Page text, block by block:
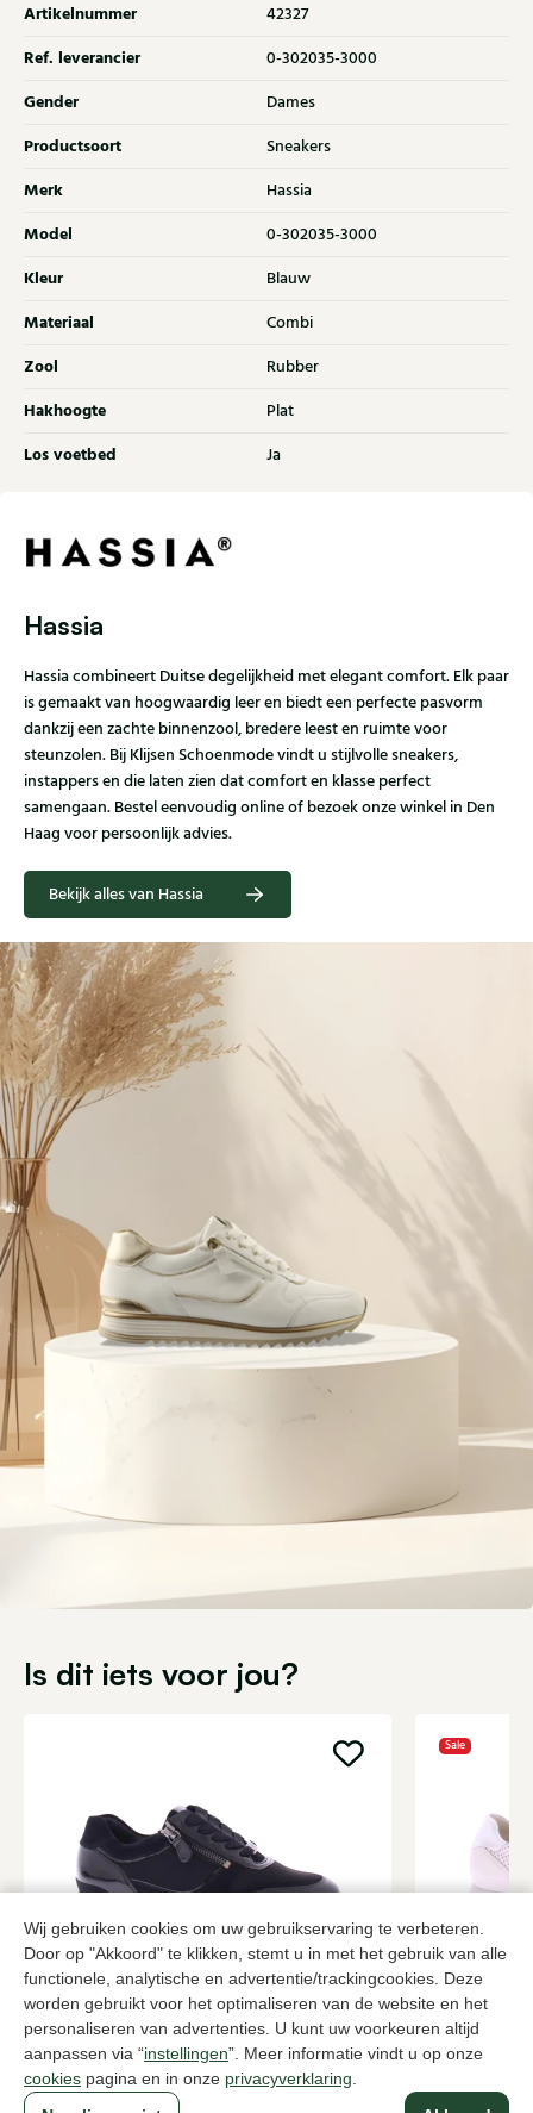
Wij gebruiken cookies om uw gebruikservaring te verbeteren.
Door op "Akkoord" te klikken, stemt u in met het gebruik van alle
functionele, analytische en advertentie/trackingcookies. Deze
worden gebruikt voor het optimaliseren van de website en het
personaliseren van advertenties. U kunt uw voorkeuren altijd
aanpassen via “instellingen”. Meer informatie vindt u op onze
cookies pagina en in onze privacyverklaring
Artikelnummer 42327
Ref. leverancier 0-302035-3000
Gender Dames
Productsoort Sneakers
Merk Hassia
Model 0-302035-3000
Kleur Blauw
Materiaal Combi
Zool Rubber
Hakhoogte Plat
Los voetbed Ja
Hassia
Hassia combineert Duitse degelijkheid met elegant comfort. Elk paar
is gemaakt van hoogwaardig leer en biedt een perfecte pasvorm
dankzij een zachte binnenzool, bredere leest en ruimte voor
steunzolen. Bij Klijsen Schoenmode vindt u stijlvolle sneakers,
instappers en die laten zien dat comfort en klasse perfect
samengaan. Bestel eenvoudig online of bezoek onze winkel in Den
Haag voor persoonlijk advies.
Bekijk alles van Hassia
Is dit iets voor jou?
Hassia
Zwarte sneakers dames
199,95 2 kleuren
Sale
Paul Green
Witte
185,00